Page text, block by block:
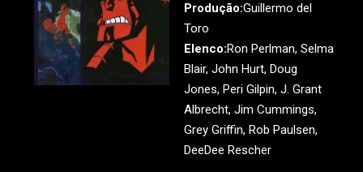
Produção:Guillermo del
Toro
Elenco:Ron Perlman, Selma
Blair, John Hurt, Doug
Jones, Peri Gilpin, J. Grant
Albrecht, Jim Cummings,
Grey Griffin, Rob Paulsen,
DeeDee Rescher